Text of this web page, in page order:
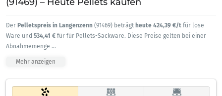
Der Pelletspreis in Langenzenn (91469) beträgt heute 424,39 €/t für lose
Ware und 534,41 € für für Pellets-Sackware. Diese Preise gelten bei einer
Abnahmemenge ...
Mehr anzeigen